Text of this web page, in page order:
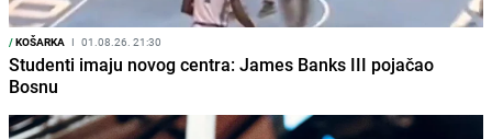
/KOŠARKA I 01.08.26. 21:30
Studenti imaju novog centra: James Banks III pojačao
Bosnu